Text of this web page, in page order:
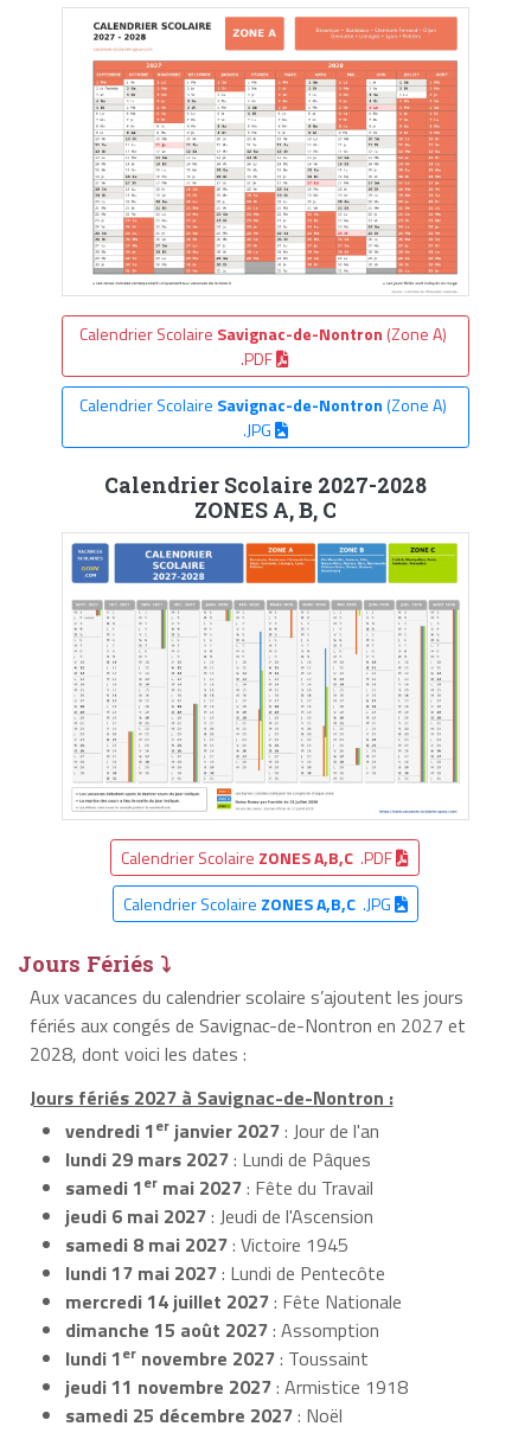
Calendrier Scolaire Savignac-de-Nontron (Zone A)
.PDF
Calendrier Scolaire Savignac-de-Nontron(Zone A)
.JPG
Calendrier Scolaire 2027-2028
ZONES A, B, C
Calendrier Scolaire ZONES A,B,C .PDF
Calendrier Scolaire ZONES A,B,C.JPG
Jours Fériés ⤵
Aux vacances du calendrier scolaire s’ajoutent les jours
fériés aux congés de Savignac-de-Nontron en 2027 et
2028, dont voici les dates :
Jours fériés 2027 à Savignac-de-Nontron :
vendredi 1er janvier 2027: Jour de l'an
lundi 29 mars 2027: Lundi de Pâques
samedi 1er mai 2027: Fête du Travail
jeudi 6 mai 2027: Jeudi de l'Ascension
samedi 8 mai 2027: Victoire 1945
lundi 17 mai 2027: Lundi de Pentecôte
mercredi 14 juillet 2027: Fête Nationale
dimanche 15 août 2027: Assomption
lundi 1er novembre 2027: Toussaint
jeudi 11 novembre 2027: Armistice 1918
samedi 25 décembre 2027: Noël